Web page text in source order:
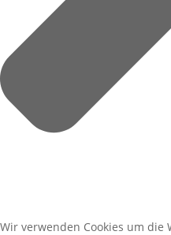
Wir verwenden Cookies um